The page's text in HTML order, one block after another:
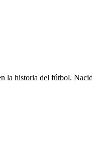
historia del fútbol.